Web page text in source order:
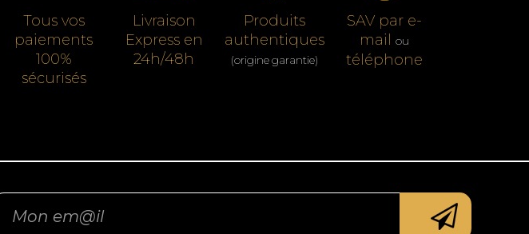
Tous vos
paiements
100%
sécurisés
Livraison
Express en
24h/48h
Produits
authentiques
(origine garantie)
SAV par e-
mailou
téléphone